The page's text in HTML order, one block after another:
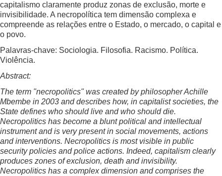
capitalismo claramente produz zonas de exclusão, morte e
invisibilidade. A necropolítica tem dimensão complexa e
compreende as relações entre o Estado, o mercado, o capital e
o povo.
Palavras-chave: Sociologia. Filosofia. Racismo. Política.
Violência.
Abstract:
The term "necropolitics" was created by philosopher Achille
Mbembe in 2003 and describes how, in capitalist societies, the
State defines who should live and who should die.
Necropolitics has become a blunt political and intellectual
instrument and is very present in social movements, actions
and interventions. Necropolitics is most visible in public
security policies and police actions. Indeed, capitalism clearly
produces zones of exclusion, death and invisibility.
Necropolitics has a complex dimension and comprises the